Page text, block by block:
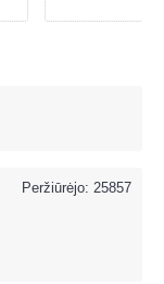
Peržiūrėjo: 25857